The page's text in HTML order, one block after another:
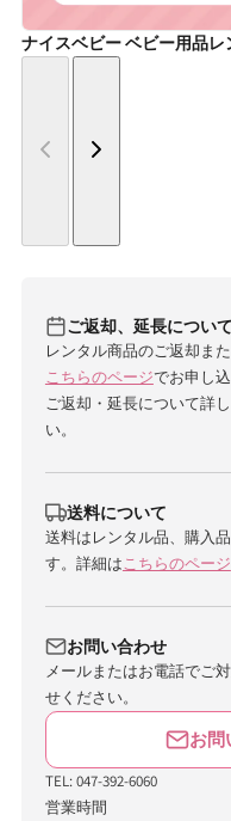
ナイスベビー ベビー用品レ
ご返却、延長について
レンタル商品のご返却ま
こちらのページでお申し
ご返却・延長について詳
い。
送料について
送料はレンタル品、購入
す。詳細はこちらのページ
お問い合わせ
メールまたはお電話でご
せください。
お問
TEL: 047-392-6060
営業時間